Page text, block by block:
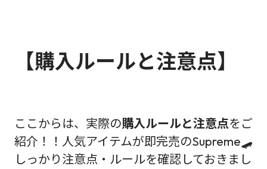
【購入ルールと注意点】
ここからは、実際の購入ルールと注意点をご
紹介！！人気アイテムが即完売のSupreme🛹
しっかり注意点・ルールを確認しておきまし